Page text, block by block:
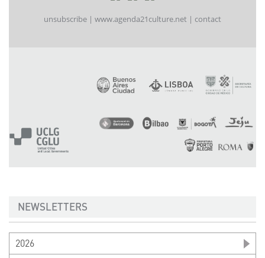
unsubscribe | www.agenda21culture.net | contact
NEWSLETTERS
2026